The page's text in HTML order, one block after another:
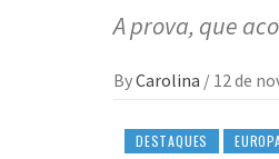
A prova, que
ByCarolina / 12 de
DESTAQUES